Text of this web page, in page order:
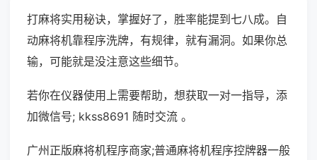
打麻将实用秘诀，掌握好了，胜率能提到七八成。自
动麻将机靠程序洗牌，有规律，就有漏洞。如果你总
输，可能就是没注意这些细节。
若你在仪器使用上需要帮助，想获取一对一指导，添
加微信号; kkss8691 随时交流 。
广州正版麻将机程序商家;普通麻将机程序控牌器一般